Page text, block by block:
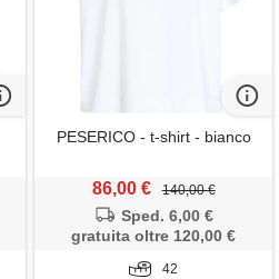
PESERICO - t-shirt - bianco
86,00 € 140,00 €
Sped. 6,00 €
gratuita oltre 120,00 €
42